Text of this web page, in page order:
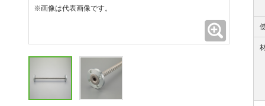
※画像は代表画像です。